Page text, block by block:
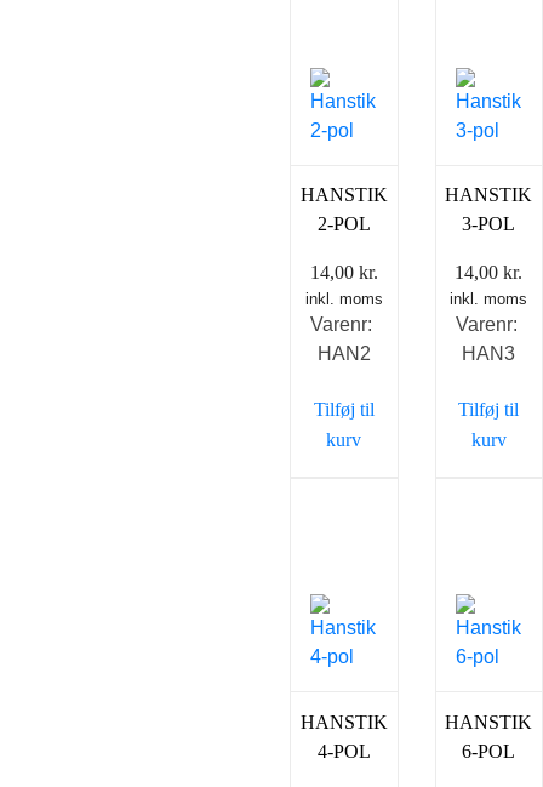
HANSTIK
2-POL
14,00 kr.
inkl. moms
Varenr:
HAN2
Tilføj til
kurv
HANSTIK
3-POL
14,00kr.
inkl. moms
Varenr:
HAN3
Tilføj til
kurv
HANSTIK
4-POL
HANSTIK
6-POL